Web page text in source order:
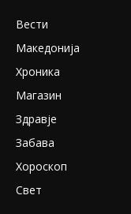
Вести
Македонија
Хроника
Магазин
Здравје
Забава
Хороскоп
Свет